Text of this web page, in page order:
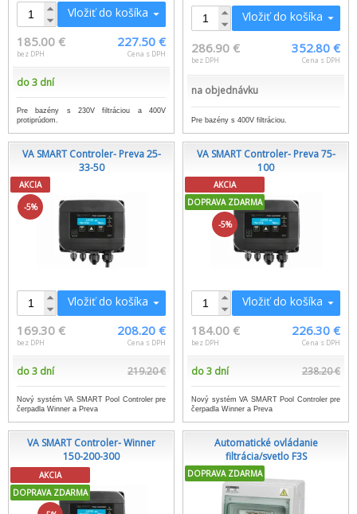
Vložiť do košíka
185.00 €
bez DPH
227.50 €
Cena s DPH
do 3 dní
Pre bazény s 230V filtráciou a 400V
protiprúdom.
Vložiť do košíka
286.90 €
bez DPH
352.80 €
Cena s DPH
na objednávku
Pre bazény s 400V filtráciou.
VA SMART Controler- Preva 25-
33-50
AKCIA
-5%
Vložiť do košíka
169.30 €
bez DPH
208.20 €
Cena s DPH
do 3 dní 219.20 €
Nový systém VA SMART Pool Controler pre
čerpadla Winner a Preva
VA SMART Controler- Preva 75-
100
AKCIA
DOPRAVA ZDARMA
-5%
Vložiť do košíka
184.00 €
bez DPH
226.30 €
Cena s DPH
do 3 dní 238.20 €
Nový systém VA SMART Pool Controler pre
čerpadla Winner a Preva
VA SMART Controler- Winner
150-200-300
AKCIA
DOPRAVA ZDARMA
Automatické ovládanie
filtrácia/svetlo F3S
DOPRAVA ZDARMA